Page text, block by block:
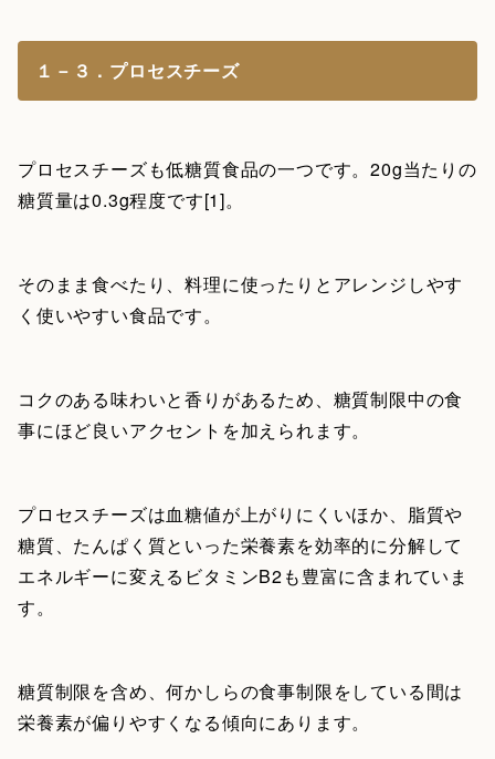
１－３．プロセスチーズ
プロセスチーズも低糖質食品の一つです。20g当たりの
糖質量は0.3g程度です[1]。
そのまま食べたり、料理に使ったりとアレンジしやす
く使いやすい食品です。
コクのある味わいと香りがあるため、糖質制限中の食
事にほど良いアクセントを加えられます。
プロセスチーズは血糖値が上がりにくいほか、脂質や
糖質、たんぱく質といった栄養素を効率的に分解して
エネルギーに変えるビタミンB2も豊富に含まれていま
す。
糖質制限を含め、何かしらの食事制限をしている間は
栄養素が偏りやすくなる傾向にあります。